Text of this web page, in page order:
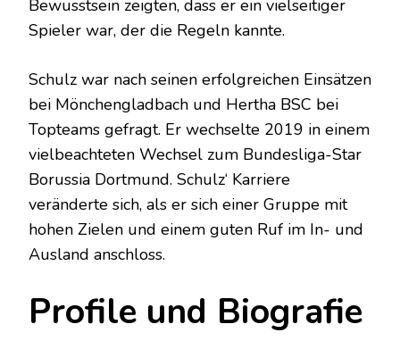
Bewusstsein zeigten, dass er ein vielseitiger
Spieler war, der die Regeln kannte.
Schulz war nach seinen erfolgreichen Einsätzen
bei Mönchengladbach und Hertha BSC bei
Topteams gefragt. Er wechselte 2019 in einem
vielbeachteten Wechsel zum Bundesliga-Star
Borussia Dortmund. Schulz‘ Karriere
veränderte sich, als er sich einer Gruppe mit
hohen Zielen und einem guten Ruf im In- und
Ausland anschloss.
Profile und Biografie